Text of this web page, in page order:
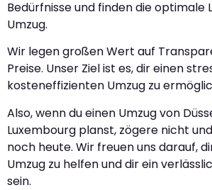
Bedürfnisse und finden die optimale
Umzug.
Wir legen großen Wert auf
Preise. Unser Ziel ist es, dir einen
kosteneffizienten Umzug zu
Also, wenn du einen Umzug von
Luxembourg planst, zögere nicht und
noch heute. Wir freuen uns darauf,
Umzug zu helfen und dir ein
sein.